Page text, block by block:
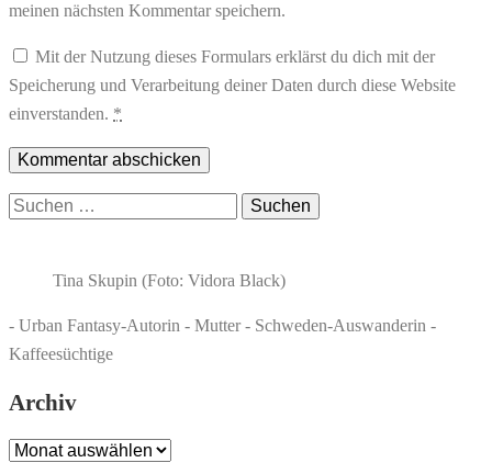
meinen nächsten Kommentar speichern.
Mit der Nutzung dieses Formulars erklärst du dich mit der
Speicherung und Verarbeitung deiner Daten durch diese Website
einverstanden. *
Suchen
Tina Skupin (Foto: Vidora Black)
- Urban Fantasy-Autorin - Mutter - Schweden-Auswanderin -
Kaffeesüchtige
Archiv
Archiv